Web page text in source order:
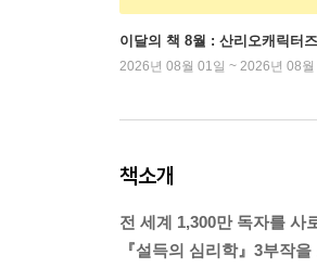
이달의 책 8월 : 산리오캐릭터
2026년 08월 01일 ~ 2026년 08월
책소개
전 세계 1,300만 독자를 사
『설득의 심리학』3부작